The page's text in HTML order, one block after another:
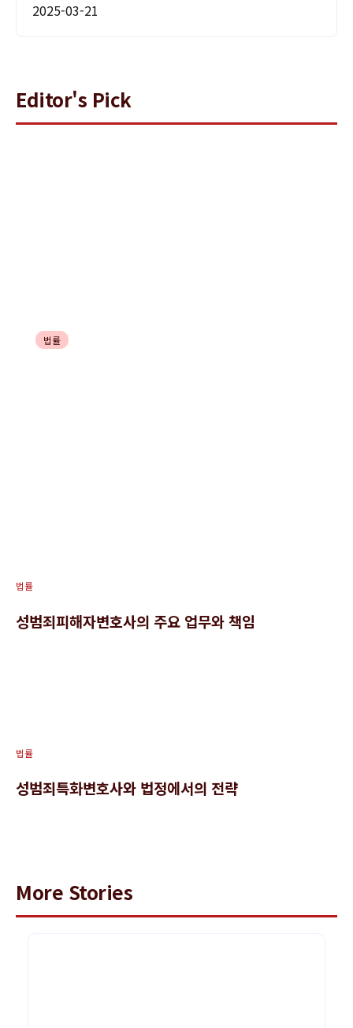
2025-03-21
Editor's Pick
법률
법률
성범죄피해자변호사의 주요 업무와 책임
법률
성범죄특화변호사와 법정에서의 전략
More Stories